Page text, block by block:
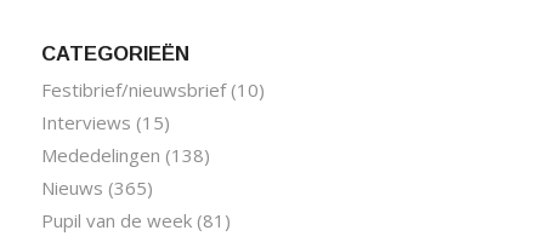
CATEGORIEËN
Festibrief/nieuwsbrief(10)
Interviews (15)
Mededelingen (138)
Nieuws (365)
Pupil van de week(81)